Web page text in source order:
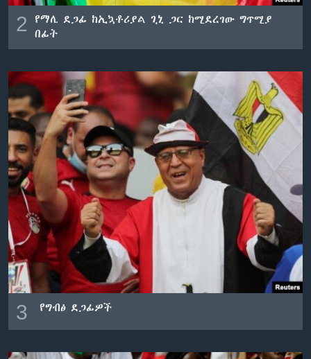
2
የማሊ ደጋፊ ከኢኳቶሪያል ጊኒ ጋር ከሚደረገው ግጥሚያ
በፊት
3 የግብፅ ደጋፊዎች